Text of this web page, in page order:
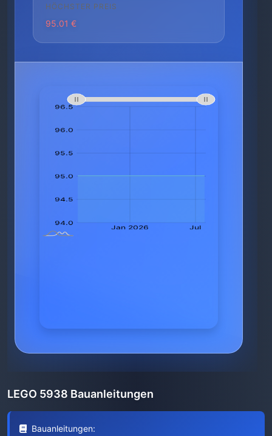
HÖCHSTER PREIS
95.01 €
LEGO 5938 Bauanleitungen
Bauanleitungen: